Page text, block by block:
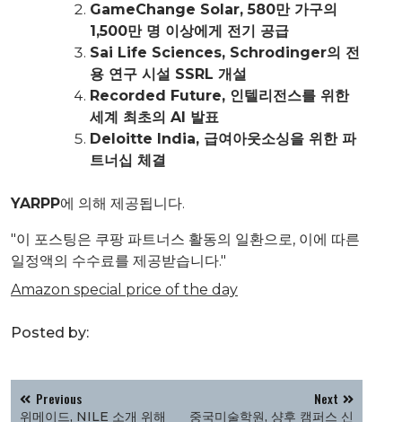
GameChange Solar, 580만 가구의
1,500만 명 이상에게 전기 공급
Sai Life Sciences, Schrodinger의 전
용 연구 시설 SSRL 개설
Recorded Future, 인텔리전스를 위한
세계 최초의 AI 발표
Deloitte India, 급여아웃소싱을 위한 파
트너십 체결
YARPP에 의해 제공됩니다.
"이 포스팅은 쿠팡 파트너스 활동의 일환으로, 이에 따른
일정액의 수수료를 제공받습니다."
Amazon special price of the day
Posted by:
글 Previous
위메이드, NILE 소개 위해
Next
중국미술학원, 샹후 캠퍼스 신